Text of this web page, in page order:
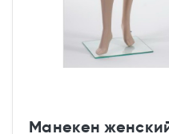
Манекен